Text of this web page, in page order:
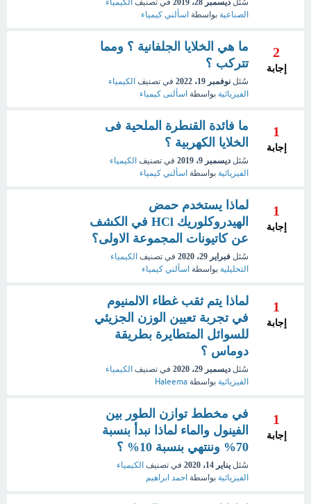
الصناعية بواسطة اسألني كيمياء
2
إجابة
ما هي الخلايا الجلفانية ؟ ومما
تتركب ؟
سُئل نوفمبر 19، 2022 في تصنيف الكيمياء
الفيزيائية بواسطة اسألنى كيمياء
1
إجابة
ما فائدة القنطرة الملحية فى
الخلايا الكهربية ؟
سُئل ديسمبر 9، 2019 في تصنيف الكيمياء
الفيزيائية بواسطة اسألني كيمياء
1
إجابة
لماذا يستخدم حمض
الهيدروكلوريك HCl في الكشف
عن كاتيونات المجموعة الاولى؟
سُئل فبراير 29، 2020 في تصنيف الكيمياء
التحليلية بواسطة اسألني كيمياء
1
إجابة
لماذا يتم ثقب غطاء الالمنيوم
في تجربة تعيين الوزن الجزيئي
للسوائل المتطايرة بطريقة
دوماس ؟
سُئل ديسمبر 29، 2020 في تصنيف الكيمياء
الفيزيائية بواسطة Haleema
1
إجابة
في مخطط توازن الطور بين
الفينول والماء لماذا نبدأ بنسبة
70% وننتهي بنسبة 10% ؟
سُئل يناير 14، 2020 في تصنيف الكيمياء
الفيزيائية بواسطة احمد ابراهيم